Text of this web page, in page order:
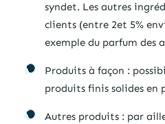
syndet. Les autres
clients (entre 2et 5%
exemple du parfum des
Produits à façon :
produits finis solides
Autres produits : par